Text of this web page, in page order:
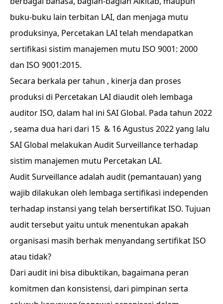
buku-buku lain terbitan LAI, dan menjaga mutu
produksinya, Percetakan LAI telah mendapatkan
sertifikasi sistim manajemen mutu ISO 9001: 2000
dan ISO 9001:2015.
Secara berkala per tahun , kinerja dan proses
produksi di Percetakan LAI diaudit oleh lembaga
auditor ISO, dalam hal ini SAI Global. Pada tahun 2022
, seama dua hari dari 15 & 16 Agustus 2022 yang lalu
SAI Global melakukan Audit Surveillance terhadap
sistim manajemen mutu Percetakan LAI.
Audit Surveillance adalah audit (pemantauan) yang
wajib dilakukan oleh lembaga sertifikasi independen
terhadap instansi yang telah bersertifikat ISO. Tujuan
audit tersebut yaitu untuk menentukan apakah
organisasi masih berhak menyandang sertifikat ISO
atau tidak?
Dari audit ini bisa dibuktikan, bagaimana peran
komitmen dan konsistensi, dari pimpinan serta